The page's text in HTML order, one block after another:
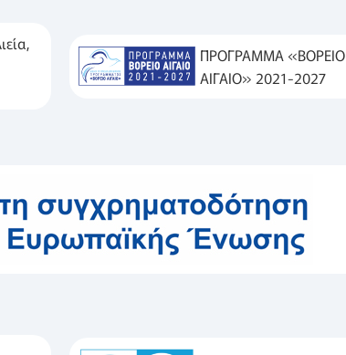
ΠΡΟΓΡΑΜΜΑ «ΒΟΡΕΙΟ
ΑΙΓΑΙΟ» 2021-2027